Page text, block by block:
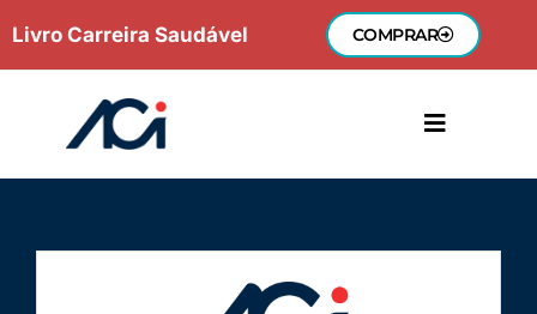
para
Livro Carreira Saudável COMPRAR